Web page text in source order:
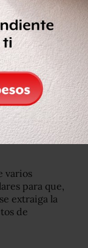
aún no han
solo ha
Seguridad, cuyo
y de
terceras
varios
para que,
extraiga la
de